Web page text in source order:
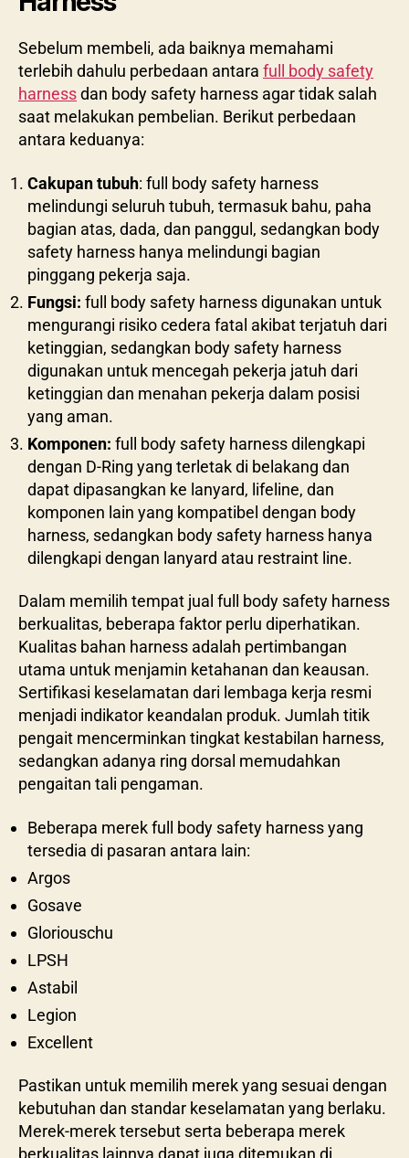
Sebelum membeli, ada baiknya memahami
terlebih dahulu perbedaan antara full body safety
harnessdan body safety harness agar tidak salah
saat melakukan pembelian. Berikut perbedaan
antara keduanya:
Cakupan tubuh: full body safety harness
melindungi seluruh tubuh, termasuk bahu, paha
bagian atas, dada, dan panggul, sedangkan body
safety harness hanya melindungi bagian
pinggang pekerja saja.
Fungsi: full body safety harness digunakan untuk
mengurangi risiko cedera fatal akibat terjatuh dari
ketinggian, sedangkan body safety harness
digunakan untuk mencegah pekerja jatuh dari
ketinggian dan menahan pekerja dalam posisi
yang aman.
Komponen: full body safety harness dilengkapi
dengan D-Ring yang terletak di belakang dan
dapat dipasangkan ke lanyard, lifeline, dan
komponen lain yang kompatibel dengan body
harness, sedangkan body safety harness hanya
dilengkapi dengan lanyard atau restraint line.
Dalam memilih tempat jual full body safety harness
berkualitas, beberapa faktor perlu diperhatikan.
Kualitas bahan harness adalah pertimbangan
utama untuk menjamin ketahanan dan keausan.
Sertifikasi keselamatan dari lembaga kerja resmi
menjadi indikator keandalan produk. Jumlah titik
pengait mencerminkan tingkat kestabilan harness,
sedangkan adanya ring dorsal memudahkan
pengaitan tali pengaman.
Beberapa merek full body safety harness yang
tersedia di pasaran antara lain:
Argos
Gosave
Gloriouschu
LPSH
Astabil
Legion
Excellent
Pastikan untuk memilih merek yang sesuai dengan
kebutuhan dan standar keselamatan yang berlaku.
Merek-merek tersebut serta beberapa merek
berkualitas lainnya dapat juga ditemukan di